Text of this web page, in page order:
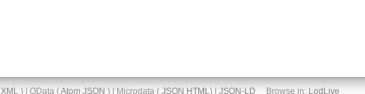
XML) | OData (Atom JSON ) | Microdata ( JSON HTML) | JSON-LD Browse in: LodLive